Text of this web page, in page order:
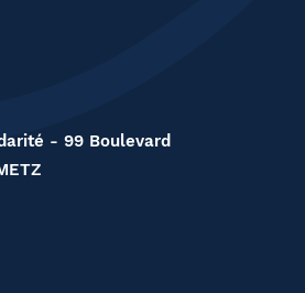
- 99 Boulevard